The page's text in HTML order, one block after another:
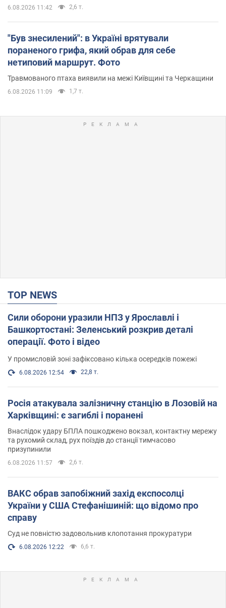
6.08.2026 11:42 2,6 т.
"Був знесилений": в Україні врятували
пораненого грифа, який обрав для себе
нетиповий маршрут. Фото
Травмованого птаха виявили на межі Київщині та Черкащини
6.08.2026 11:09 1,7 т.
TOP NEWS
Сили оборони уразили НПЗ у Ярославлі і
Башкортостані: Зеленський розкрив деталі
операції. Фото і відео
У промисловій зоні зафіксовано кілька осередків пожежі
6.08.2026 12:54 22,8 т.
Росія атакувала залізничну станцію в Лозовій на
Харківщині: є загиблі і поранені
Внаслідок удару БПЛА пошкоджено вокзал, контактну мережу
та рухомий склад, рух поїздів до станції тимчасово
призупинили
6.08.2026 11:57 2,6 т.
ВАКС обрав запобіжний захід експосолці
України у США Стефанішиній: що відомо про
справу
Суд не повністю задовольнив клопотання прокуратури
6.08.2026 12:22 6,6 т.